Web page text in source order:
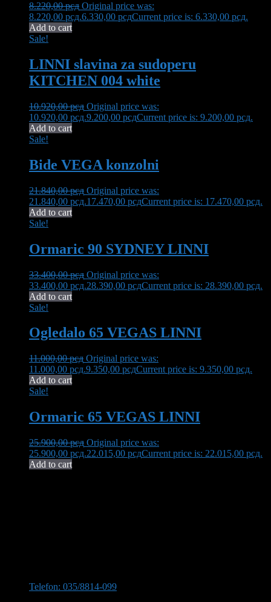
8.220,00рсд Original price was:
8.220,00 рсд.6.330,00 рсдCurrent price is: 6.330,00 рсд.
Add to cart
Sale!
LINNI slavina za sudoperu
KITCHEN 004 white
10.920,00рсд Original price was:
10.920,00 рсд.9.200,00 рсдCurrent price is: 9.200,00 рсд.
Add to cart
Sale!
Bide VEGA konzolni
21.840,00рсд Original price was:
21.840,00 рсд.17.470,00 рсдCurrent price is: 17.470,00 рсд.
Add to cart
Sale!
Ormaric 90 SYDNEY LINNI
33.400,00рсд Original price was:
33.400,00 рсд.28.390,00 рсдCurrent price is: 28.390,00 рсд.
Add to cart
Sale!
Ogledalo 65 VEGAS LINNI
11.000,00рсд Original price was:
11.000,00 рсд.9.350,00 рсдCurrent price is: 9.350,00 рсд.
Add to cart
Sale!
Ormaric 65 VEGAS LINNI
25.900,00рсд Original price was:
25.900,00 рсд.22.015,00 рсдCurrent price is: 22.015,00 рсд.
Add to cart
Telefon: 035/8814-099